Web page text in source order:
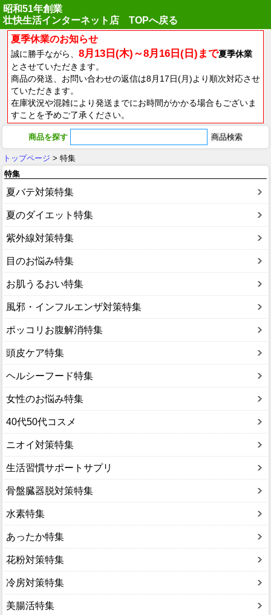
昭和51年創業
壮快生活インターネット店 TOPへ戻る
夏季休業のお知らせ
誠に勝手ながら、 8月13日(木)～8月16日(日)まで夏季休業
とさせていただきます。
商品の発送、お問い合わせの返信は8月17日(月)より順次対応させ
ていただきます。
在庫状況や混雑により発送までにお時間がかかる場合もございま
すことを予めご了承ください。
商品を探す
トップページ > 特集
特集
夏バテ対策特集
夏のダイエット特集
紫外線対策特集
目のお悩み特集
お肌うるおい特集
風邪・インフルエンザ対策特集
ポッコリお腹解消特集
頭皮ケア特集
ヘルシーフード特集
女性のお悩み特集
40代50代コスメ
ニオイ対策特集
生活習慣サポートサプリ
骨盤臓器脱対策特集
水素特集
あったか特集
花粉対策特集
冷房対策特集
美腸活特集